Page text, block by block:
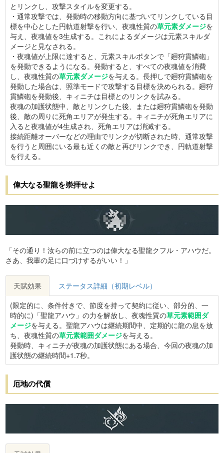
とリンクし、攻撃スタイルを変更する。
・通常攻撃では、発動時の移動方向に基づいてリンクしている目
標を中心とした円軌道射撃を行い、夜魂性質の草元素ダメージを
与え、夜魂値を3生成する。これによるダメージは元素スキルダ
メージと見なされる。
・夜魂値が上限に達すると、元素スキルボタンで「廻狩貫鱗砲」
を発動できるようになる。発動すると、すべての夜魂値を消費
し、夜魂性質の草元素ダメージを与える。長押しで廻狩貫鱗砲を
発動した場合は、照準モードで攻撃する目標を決められる。廻狩
貫鱗砲を発動後、キィニチは目標とのリンクを試みる。
夜魂の加護状態中、敵とリンクした後、または廻狩貫鱗砲を発動
後、敵の周りに死角エリアが発生する。キィニチが死角エリアに
入ると夜魂値が4生成され、死角エリアは消滅する。
接続距離オーバーなどの理由でリンクが切断された時、通常攻撃
を行うと周囲にいる最も近くの敵と再びリンクでき、円軌道射撃
を行える。
偉大なる聖龍を崇拝せよ
「その通り！汝らの前に立つのは偉大なる聖龍クフル・アハウだ。
さあ、我輩の足に口づけするがいい！」
天賦効果
ステータス詳細（初期レベル）
(限定的に、条件付きで、節度を持って契約に従い、部分的、一
時的に)「聖龍アハウ」の力を解放し、夜魂性質の草元素範囲ダ
メージを与える。聖龍アハウは継続期間中、定期的に龍の息を放
ち、夜魂性質の草元素範囲ダメージを与える。
発動時、キィニチが夜魂の加護状態にある場合、今回の夜魂の加
護状態の継続時間+1.7秒。
厄地の代償